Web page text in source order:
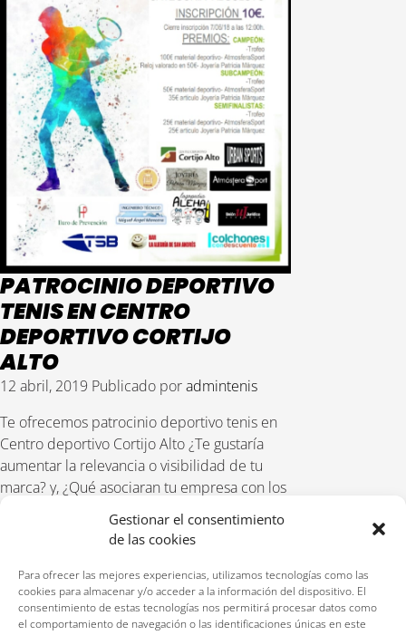
Gestionar el consentimiento
de las cookies
Para ofrecer las mejores experiencias, utilizamos tecnologías como las
cookies para almacenar y/o acceder a la información del dispositivo. El
consentimiento de estas tecnologías nos permitirá procesar datos como
el comportamiento de navegación o las identificaciones únicas en este
PATROCINIO DEPORTIVO
TENIS EN CENTRO
DEPORTIVO CORTIJO
ALTO
12 abril, 2019 Publicado poradmintenis
Te ofrecemos patrocinio deportivo tenis en
Centro deportivo Cortijo Alto ¿Te gustaría
aumentar la relevancia o visibilidad de tu
marca? y, ¿Qué asociaran tu empresa con los
valores del deporte?, y ¿Quieres ayudarnos a
aportar bienestar y salud a nuestros
LEER MÁS